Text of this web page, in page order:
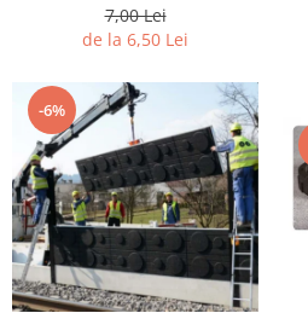
7,00 Lei
de la 6,50 Lei
-6%